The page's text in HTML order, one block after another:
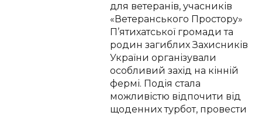
для ветеранів, учасників
«Ветеранського Простору»
П’ятихатської громади та
родин загиблих Захисників
України організували
особливий захід на кінній
фермі. Подія стала
можливістю відпочити від
щоденних турбот, провести